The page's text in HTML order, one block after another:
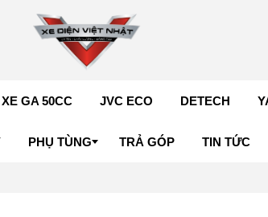
XE GA 50CC JVC ECO DETECH
PHỤ TÙNG TRẢ GÓP TIN TỨC